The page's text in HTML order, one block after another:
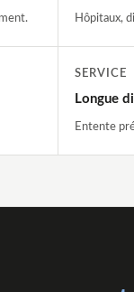
Hôpitaux,
SERVICE
Longue
Entente